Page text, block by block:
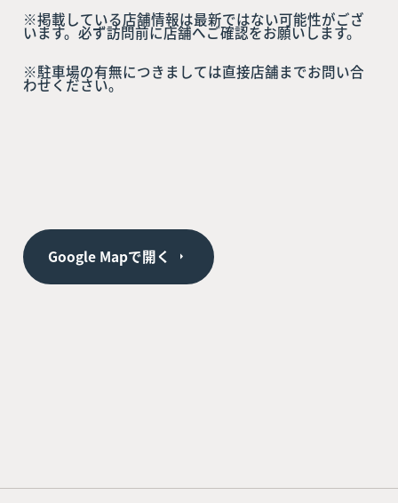
※掲載している店舗情報は最新ではない可能性がござ
います。必ず訪問前に店舗へご確認をお願いします。
※駐車場の有無につきましては直接店舗までお問い合
わせください。
Google Mapで開く